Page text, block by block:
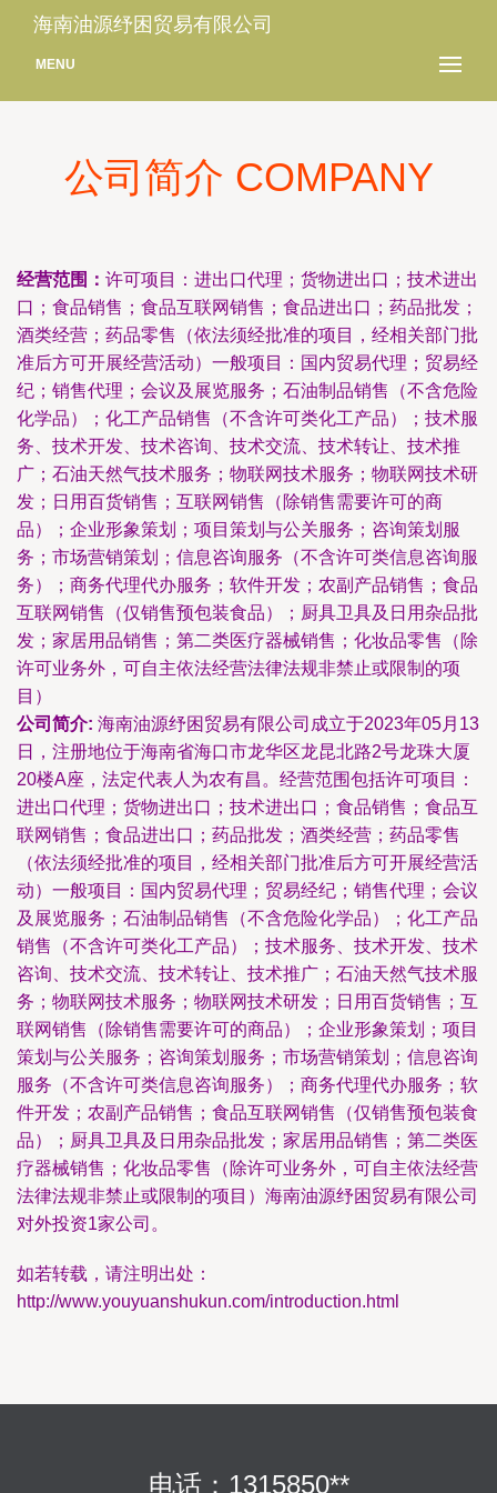
海南油源纾困贸易有限公司
MENU
公司简介 COMPANY
经营范围： 许可项目：进出口代理；货物进出口；技术进出
口；食品销售；食品互联网销售；食品进出口；药品批发；
酒类经营；药品零售（依法须经批准的项目，经相关部门批
准后方可开展经营活动）一般项目：国内贸易代理；贸易经
纪；销售代理；会议及展览服务；石油制品销售（不含危险
化学品）；化工产品销售（不含许可类化工产品）；技术服
务、技术开发、技术咨询、技术交流、技术转让、技术推
广；石油天然气技术服务；物联网技术服务；物联网技术研
发；日用百货销售；互联网销售（除销售需要许可的商
品）；企业形象策划；项目策划与公关服务；咨询策划服
务；市场营销策划；信息咨询服务（不含许可类信息咨询服
务）；商务代理代办服务；软件开发；农副产品销售；食品
互联网销售（仅销售预包装食品）；厨具卫具及日用杂品批
发；家居用品销售；第二类医疗器械销售；化妆品零售（除
许可业务外，可自主依法经营法律法规非禁止或限制的项
目）
公司简介: 海南油源纾困贸易有限公司成立于2023年05月13
日，注册地位于海南省海口市龙华区龙昆北路2号龙珠大厦
20楼A座，法定代表人为农有昌。经营范围包括许可项目：
进出口代理；货物进出口；技术进出口；食品销售；食品互
联网销售；食品进出口；药品批发；酒类经营；药品零售
（依法须经批准的项目，经相关部门批准后方可开展经营活
动）一般项目：国内贸易代理；贸易经纪；销售代理；会议
及展览服务；石油制品销售（不含危险化学品）；化工产品
销售（不含许可类化工产品）；技术服务、技术开发、技术
咨询、技术交流、技术转让、技术推广；石油天然气技术服
务；物联网技术服务；物联网技术研发；日用百货销售；互
联网销售（除销售需要许可的商品）；企业形象策划；项目
策划与公关服务；咨询策划服务；市场营销策划；信息咨询
服务（不含许可类信息咨询服务）；商务代理代办服务；软
件开发；农副产品销售；食品互联网销售（仅销售预包装食
品）；厨具卫具及日用杂品批发；家居用品销售；第二类医
疗器械销售；化妆品零售（除许可业务外，可自主依法经营
法律法规非禁止或限制的项目）海南油源纾困贸易有限公司
对外投资1家公司。
如若转载，请注明出处：
http://www.youyuanshukun.com/introduction.html
电话：1315850**